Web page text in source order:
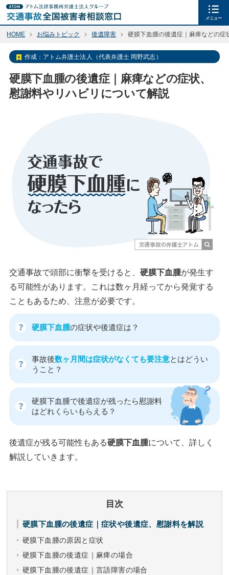
メニュー
HOME お悩みトピック 後遺障害 硬膜下血腫の後遺症｜麻痺などの
作成：アトム弁護士法人（代表弁護士 岡野武志）
硬膜下血腫の後遺症｜麻痺などの症状、
慰謝料やリハビリについて解説
交通事故で頭部に衝撃を受けると、 硬膜下血腫が発生す
る可能性があります。これは数ヶ月経ってから発覚する
こともあるため、注意が必要です。
硬膜下血腫の症状や後遺症は？
事故後数ヶ月間は症状がなくても要注意とはどうい
うこと？
硬膜下血腫で後遺症が残ったら慰謝料
はどれくらいもらえる？
後遺症が残る可能性もある硬膜下血腫について、詳しく
解説していきます。
目次
硬膜下血腫の後遺症｜症状や後遺症、慰謝料を解説
硬膜下血腫の原因と症状
硬膜下血腫の後遺症｜麻痺の場合
硬膜下血腫の後遺症｜言語障害の場合